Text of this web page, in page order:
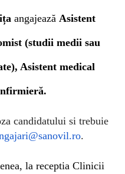
angajează Asistent
(studii medii sau
Asistent medical
.
candidatului si trebuie
.
la receptia Clinicii